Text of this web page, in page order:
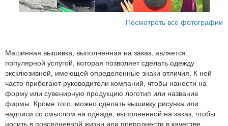
Посмотреть все фотографии
Машинная вышивка, выполненная на заказ, является
популярной услугой, которая позволяет сделать одежду
эксклюзивной, имеющей определенные знаки отличия. К ней
часто прибегают руководители компаний, чтобы нанести на
форму или сувенирную продукцию логотип или название
фирмы. Кроме того, можно сделать вышивку рисунка или
надписи со смыслом на одежде, выполненной на заказ, чтобы
носить в повседневной жизни или преподнести в качестве